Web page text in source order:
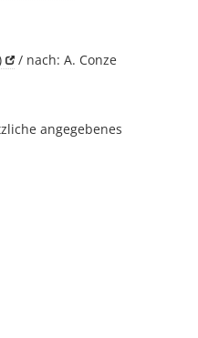
/ nach: A. Conze
angegebenes